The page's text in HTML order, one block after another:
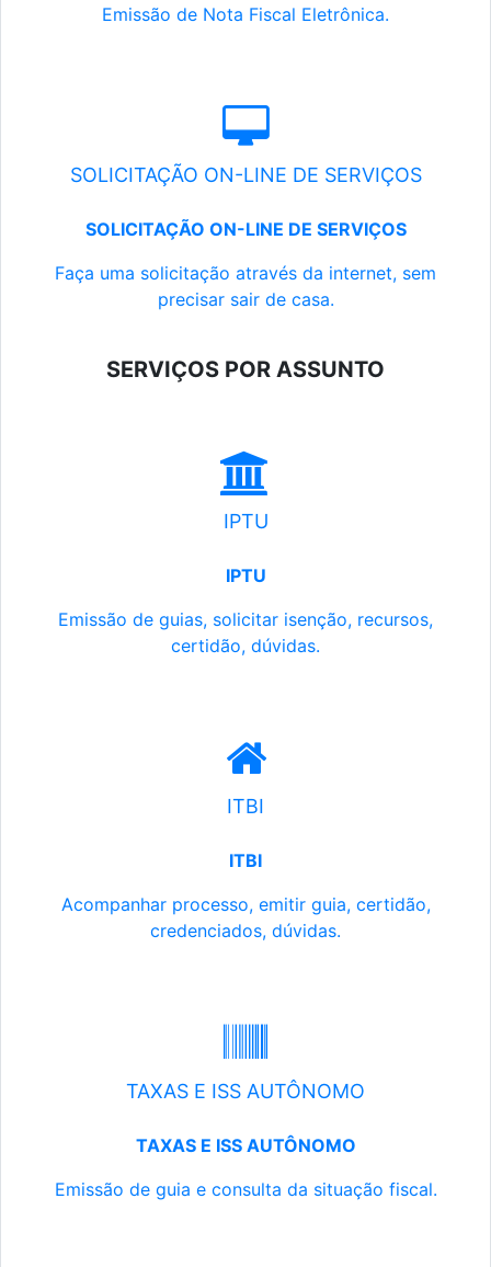
Emissão de Nota Fiscal Eletrônica.
SOLICITAÇÃO ON-LINE DE SERVIÇOS
SOLICITAÇÃO ON-LINE DE SERVIÇOS
Faça uma solicitação através da internet, sem
precisar sair de casa.
SERVIÇOS POR ASSUNTO
IPTU
IPTU
Emissão de guias, solicitar isenção, recursos,
certidão, dúvidas.
ITBI
ITBI
Acompanhar processo, emitir guia, certidão,
credenciados, dúvidas.
TAXAS E ISS AUTÔNOMO
TAXAS E ISS AUTÔNOMO
Emissão de guia e consulta da situação fiscal.